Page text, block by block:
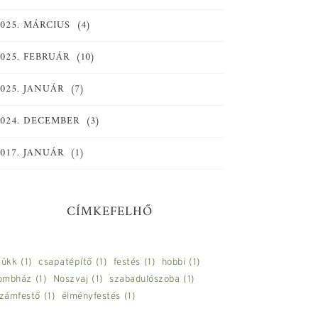
MÁRCIUS (4)
FEBRUÁR (10)
JANUÁR (7)
DECEMBER (3)
JANUÁR (1)
CÍMKEFELHŐ
(1) csapatépítő (1) festés (1) hobbi (1)
(1) Noszvaj (1) szabadulószoba (1)
(1) élményfestés (1)